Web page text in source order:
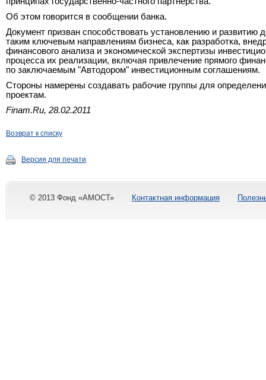
Об этом говорится в сообщении банка.
Документ призван способствовать установлению и развитию
таким ключевым направлениям бизнеса, как разработка,
финансового анализа и экономической экспертизы
процесса их реализации, включая привлечение прямого
по заключаемым "Автодором" инвестиционным соглашениям.
Стороны намерены создавать рабочие группы для
проектам.
Finam.Ru, 28.02.2011
Возврат к списку
Версия для печати
© 2013 Фонд «АМОСТ» Контактная информация